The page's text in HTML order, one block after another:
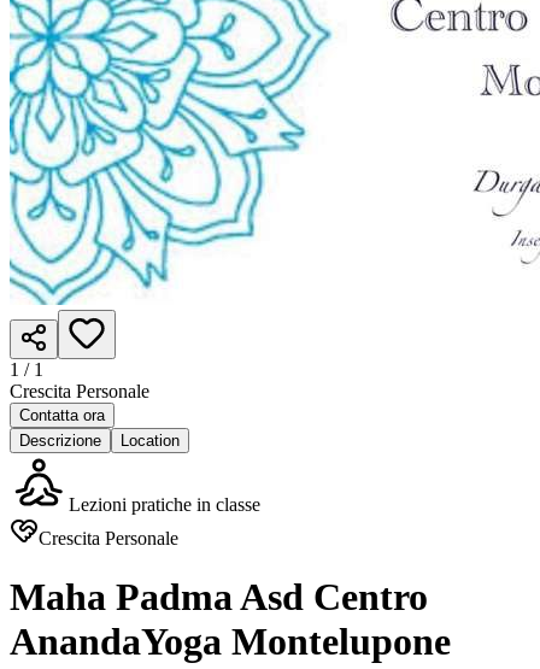
1 / 1
Crescita Personale
Contatta ora
Descrizione
Location
Lezioni pratiche in classe
Crescita Personale
Maha Padma Asd Centro
AnandaYoga Montelupone